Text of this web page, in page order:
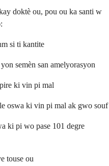
doktè ou, pou ou ka santi w
si ti kantite
semèn san amelyorasyon
ki vin pi mal
oswa ki vin pi mal ak gwo souf
ki pi wo pase 101 degre
touse ou